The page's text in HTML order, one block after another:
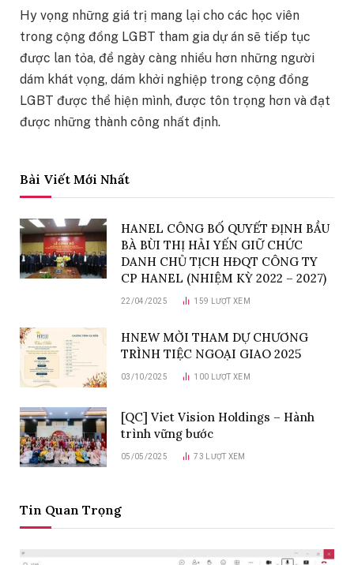
Hy vọng những giá trị mang lại cho các học viên
trong cộng đồng LGBT tham gia dự án sẽ tiếp tục
được lan tỏa, để ngày càng nhiều hơn những người
dám khát vọng, dám khởi nghiệp trong cộng đồng
LGBT được thể hiện mình, được tôn trọng hơn và đạt
được những thành công nhất định.
Bài Viết Mới Nhất
HANEL CÔNG BỐ QUYẾT ĐỊNH BẦU
BÀ BÙI THỊ HẢI YẾN GIỮ CHỨC
DANH CHỦ TỊCH HĐQT CÔNG TY
CP HANEL (NHIỆM KỲ 2022 – 2027)
22/04/2025 159 LƯỢT XEM
HNEW MỜI THAM DỰ CHƯƠNG
TRÌNH TIỆC NGOẠI GIAO 2025
03/10/2025 100 LƯỢT XEM
[QC] Viet Vision Holdings – Hành
trình vững bước
05/05/2025 73 LƯỢT XEM
Tin Quan Trọng